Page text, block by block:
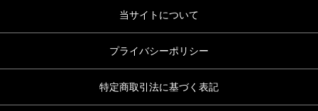
当サイトについて
プライバシーポリシー
特定商取引法に基づく表記